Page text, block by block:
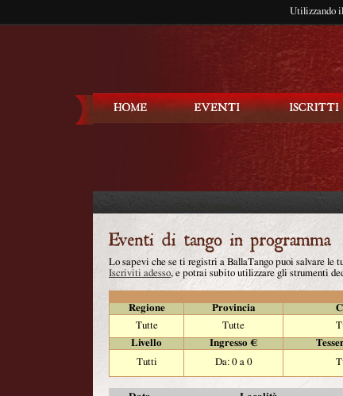
Utilizzando
Lo sapevi che se ti registri a BallaTango puoi salvare le
Iscriviti adesso, e potrai subito utilizzare gli strumenti
Regione
Provincia
Tutte
Tutte
Livello
Ingresso €
Tutti
Da: 0 a 0